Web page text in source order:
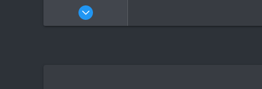
4 Eki 2012
Mesajlar